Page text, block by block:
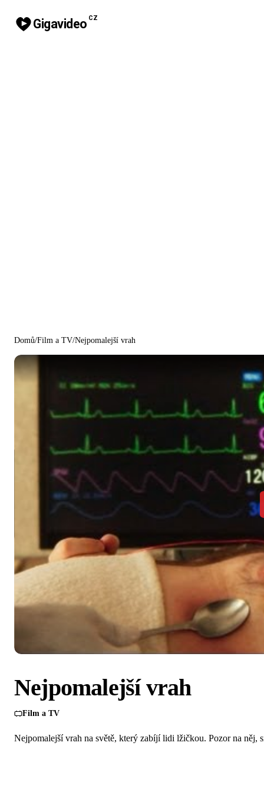
Gigavideo CZ
Domů/Film a TV/Nejpomalejší vrah
Nejpomalejší vrah
Film a TV
Nejpomalejší vrah na světě, který zabíjí lidi lžičkou. Pozor na něj,